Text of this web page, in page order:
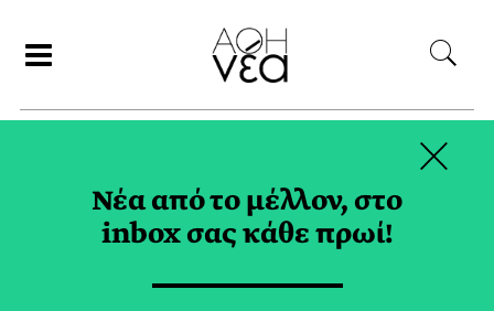
ΟΠΑΝΔΑ TAG
Νέα από το μέλλον, στο
inbox σας κάθε πρωί!
×